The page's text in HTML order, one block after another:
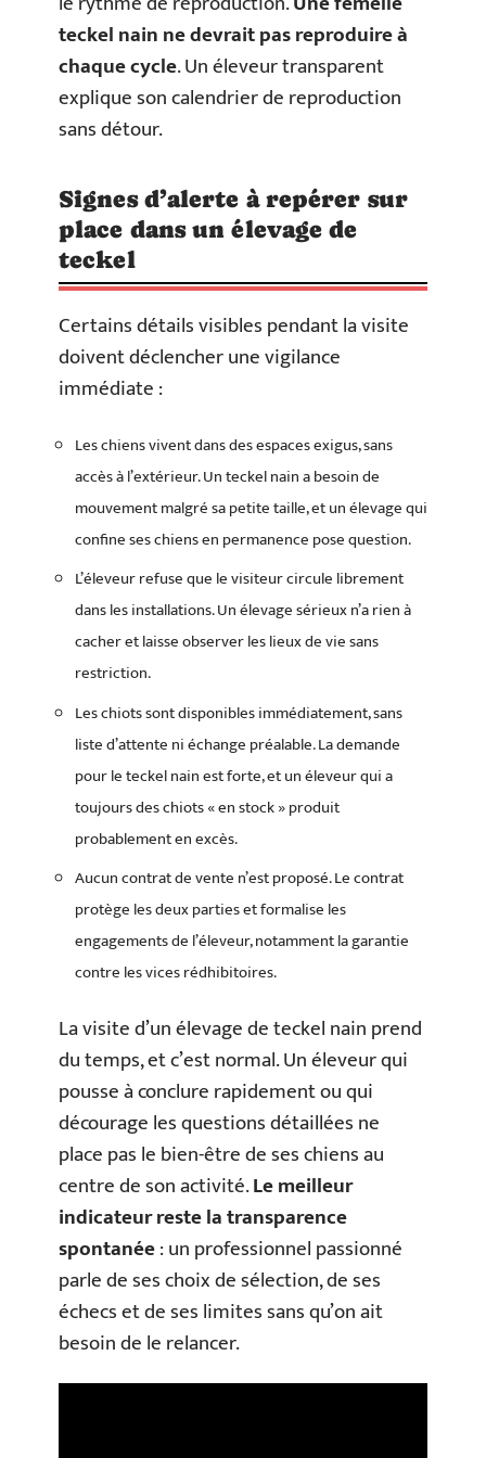
teckel nain ne devrait pas reproduire à
chaque cycle. Un éleveur transparent
explique son calendrier de reproduction
sans détour.
Signes d’alerte à repérer sur
place dans un élevage de
teckel
Certains détails visibles pendant la visite
doivent déclencher une vigilance
immédiate :
Les chiens vivent dans des espaces exigus, sans
accès à l’extérieur. Un teckel nain a besoin de
mouvement malgré sa petite taille, et un élevage qui
confine ses chiens en permanence pose question.
L’éleveur refuse que le visiteur circule librement
dans les installations. Un élevage sérieux n’a rien à
cacher et laisse observer les lieux de vie sans
restriction.
Les chiots sont disponibles immédiatement, sans
liste d’attente ni échange préalable. La demande
pour le teckel nain est forte, et un éleveur qui a
toujours des chiots « en stock » produit
probablement en excès.
Aucun contrat de vente n’est proposé. Le contrat
protège les deux parties et formalise les
engagements de l’éleveur, notamment la garantie
contre les vices rédhibitoires.
La visite d’un élevage de teckel nain prend
du temps, et c’est normal. Un éleveur qui
pousse à conclure rapidement ou qui
décourage les questions détaillées ne
place pas le bien-être de ses chiens au
centre de son activité.Le meilleur
indicateur reste la transparence
spontanée: un professionnel passionné
parle de ses choix de sélection, de ses
échecs et de ses limites sans qu’on ait
besoin de le relancer.